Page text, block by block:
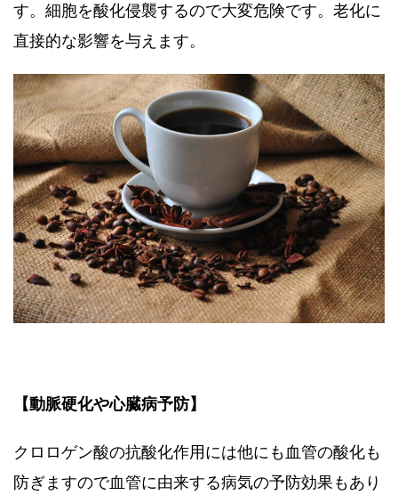
す。細胞を酸化侵襲するので大変危険です。老化に
直接的な影響を与えます。
【動脈硬化や心臓病予防】
クロロゲン酸の抗酸化作用には他にも血管の酸化も
防ぎますので血管に由来する病気の予防効果もあり